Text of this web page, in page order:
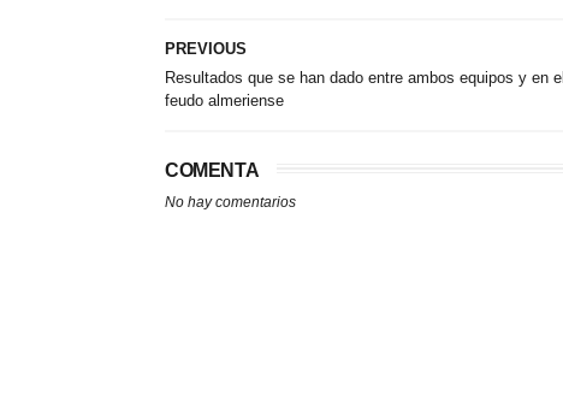
PREVIOUS
Resultados que se han dado entre ambos equipos y en el
feudo almeriense
COMENTA
No hay comentarios